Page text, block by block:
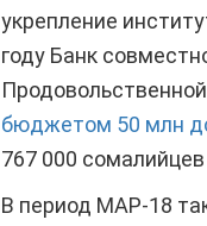
укрепление
году Банк
бюджетом 50 млн
767 000
В период МАР-18